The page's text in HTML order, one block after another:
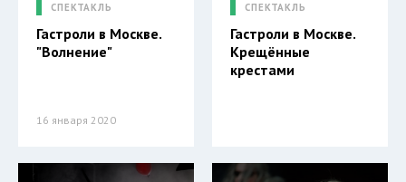
СПЕКТАКЛЬ
Гастроли в Москве.
"Волнение"
16 января 2020
СПЕКТАКЛЬ
Гастроли в Москве.
Крещённые
крестами